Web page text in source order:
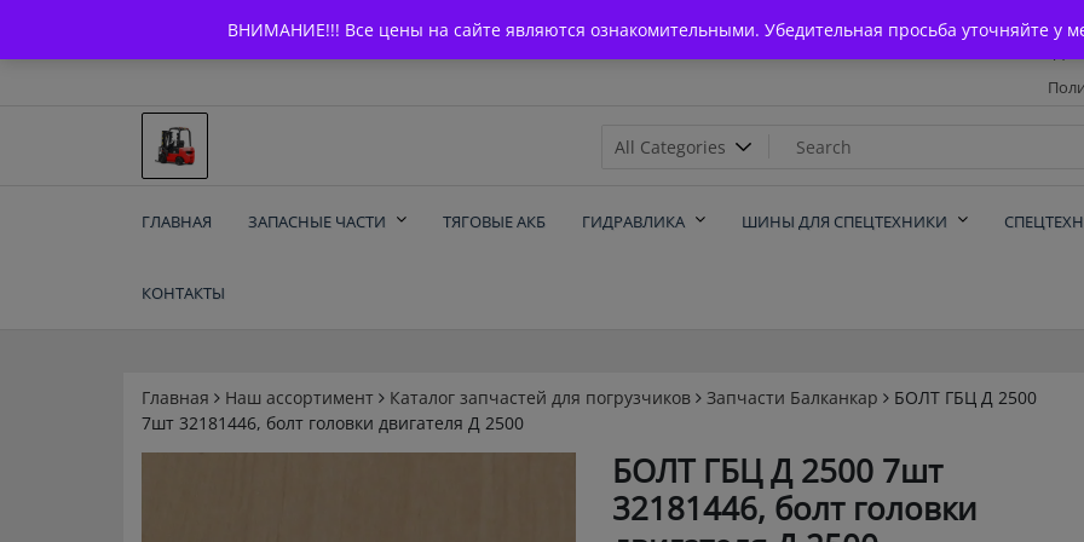
ВНИМАНИЕ!!! Все цены на сайте являются ознакомительными. Убедительная просьба уточняйте у
content
Запчасти для вилочых
ГЛАВНАЯ ЗАПАСНЫЕ ЧАСТИ ТЯГОВЫЕ АКБ ГИДРАВЛИКА ШИНЫ ДЛЯ СПЕЦТЕХНИКИ
КОНТАКТЫ
Главная Наш ассортимент Каталог запчастей для погрузчиков Запчасти Балканкар
БОЛТ ГБЦ Д 2500
7шт 32181446, болт головки двигателя Д 2500
БОЛТ ГБЦ Д 2500 7шт
32181446, болт головки